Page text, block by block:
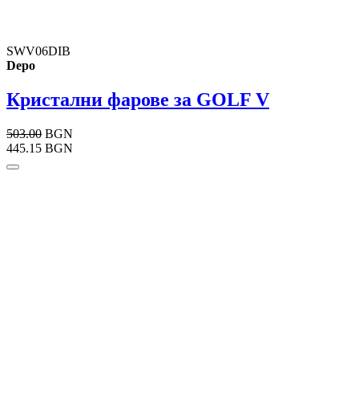
SWV06DIB
Depo
Кристални фарове за GOLF V
503.00 BGN
445.15 BGN